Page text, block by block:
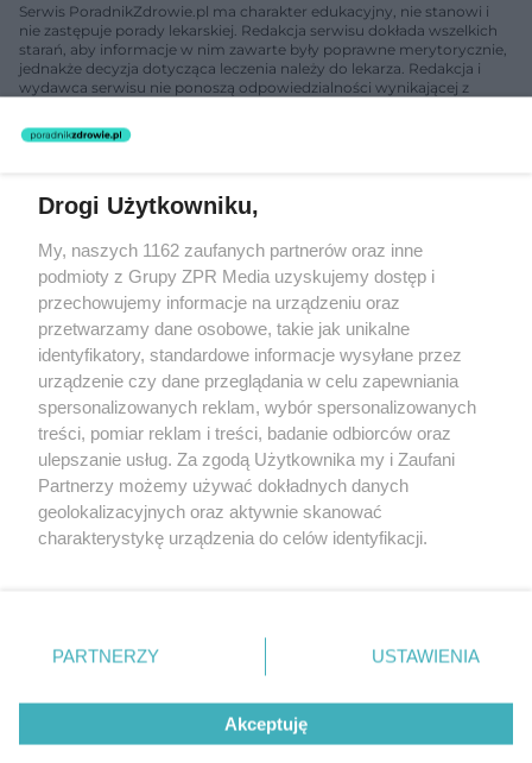
Serwis PoradnikZdrowie.pl ma charakter edukacyjny, nie stanowi i
nie zastępuje porady lekarskiej. Redakcja serwisu dokłada wszelkich
starań, aby informacje w nim zawarte były poprawne merytorycznie,
jednakże decyzja dotycząca leczenia należy do lekarza. Redakcja i
wydawca serwisu nie ponoszą odpowiedzialności wynikającej z
nie prowadzi działalności leczniczej polegającej na udzielaniu
świadczeń zdrowotnych w rozumieniu art. 3 ust 1 ustawy o
Żaden utwór zamieszczony w serwisie nie może być powielany i
rozpowszechniany lub dalej rozpowszechniany w jakikolwiek sposób
(w tym także elektroniczny lub mechaniczny) na jakimkolwiek polu
eksploatacji w jakiejkolwiek formie, włącznie z umieszczaniem w
Internecie bez pisemnej zgody właściciela praw. Jakiekolwiek użycie
lub wykorzystanie utworów w całości lub w części z naruszeniem
prawa, tzn. bez właściwej zgody, jest zabronione pod groźbą kary i
może być ścigane prawnie.
O nas
Nasze serwisy
Drogi Użytkowniku,
My, naszych 1162 zaufanych partnerów oraz inne
podmioty z Grupy ZPR Media uzyskujemy dostęp i
przechowujemy informacje na urządzeniu oraz
przetwarzamy dane osobowe, takie jak unikalne
identyfikatory, standardowe informacje wysyłane przez
urządzenie czy dane przeglądania w celu zapewniania
spersonalizowanych reklam, wybór spersonalizowanych
treści, pomiar reklam i treści, badanie odbiorców oraz
ulepszanie usług. Za zgodą Użytkownika my i Zaufani
Partnerzy możemy używać dokładnych danych
geolokalizacyjnych oraz aktywnie skanować
charakterystykę urządzenia do celów identyfikacji.
zmienić/wycofać klikając przycisk ustawień prywatności
znajdujący się w lewym dolnym rogu strony
rodzaje przetwarzania danych nie wymagają zgody
użytkownika, ale masz prawo sprzeciwić się takiemu
przetwarzaniu. Preferencje będą miały zastosowanie tylko
PARTNERZY USTAWIENIA
Akceptuję